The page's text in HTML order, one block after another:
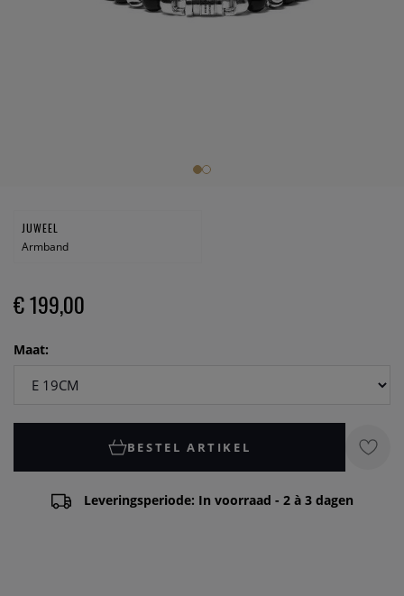
JUWEEL
Armband
€ 199,00
Maat:
BESTEL ARTIKEL
Leveringsperiode: In voorraad - 2 à 3 dagen